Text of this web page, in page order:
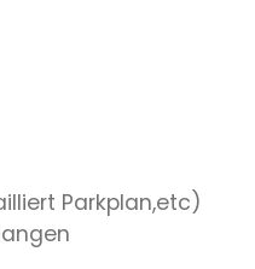
Parkplan,etc)